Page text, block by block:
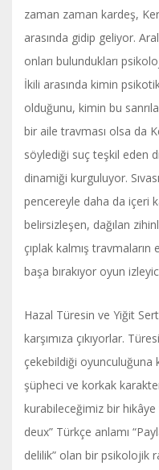
zaman zaman kardeş,
arasında gidip geliyor.
onları bulundukları
İkili arasında kimin
olduğunu, kimin bu
bir aile travması olsa da
söylediği suç teşkil eden
dinamiği kurguluyor.
pencereyle daha da içeri
belirsizleşen, dağılan
çıplak kalmış travmaların
başa bırakıyor oyun
Hazal Türesin ve Yiğit
karşımıza çıkıyorlar.
çekebildiği oyunculuğuna
şüpheci ve korkak
kurabileceğimiz bir hikâye
deux” Türkçe anlamı
delilik” olan bir psikolojik